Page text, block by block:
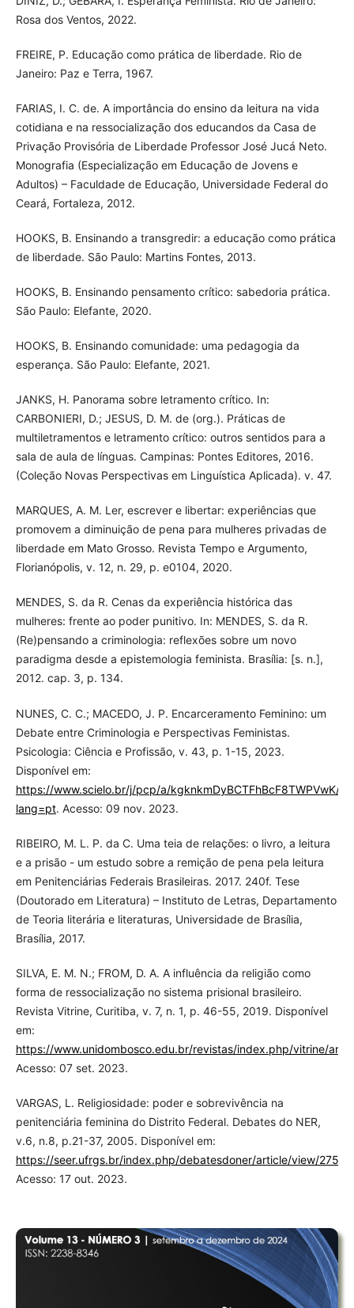
Rosa dos Ventos, 2022.
FREIRE, P. Educação como prática de liberdade. Rio de
Janeiro: Paz e Terra, 1967.
FARIAS, I. C. de. A importância do ensino da leitura na vida
cotidiana e na ressocialização dos educandos da Casa de
Privação Provisória de Liberdade Professor José Jucá Neto.
Monografia (Especialização em Educação de Jovens e
Adultos) – Faculdade de Educação, Universidade Federal do
Ceará, Fortaleza, 2012.
HOOKS, B. Ensinando a transgredir: a educação como prática
de liberdade. São Paulo: Martins Fontes, 2013.
HOOKS, B. Ensinando pensamento crítico: sabedoria prática.
São Paulo: Elefante, 2020.
HOOKS, B. Ensinando comunidade: uma pedagogia da
esperança. São Paulo: Elefante, 2021.
JANKS, H. Panorama sobre letramento crítico. In:
CARBONIERI, D.; JESUS, D. M. de (org.). Práticas de
multiletramentos e letramento crítico: outros sentidos para a
sala de aula de línguas. Campinas: Pontes Editores, 2016.
(Coleção Novas Perspectivas em Linguística Aplicada). v. 47.
MARQUES, A. M. Ler, escrever e libertar: experiências que
promovem a diminuição de pena para mulheres privadas de
liberdade em Mato Grosso. Revista Tempo e Argumento,
Florianópolis, v. 12, n. 29, p. e0104, 2020.
MENDES, S. da R. Cenas da experiência histórica das
mulheres: frente ao poder punitivo. In: MENDES, S. da R.
(Re)pensando a criminologia: reflexões sobre um novo
paradigma desde a epistemologia feminista. Brasília: [s. n.],
2012. cap. 3, p. 134.
NUNES, C. C.; MACEDO, J. P. Encarceramento Feminino: um
Debate entre Criminologia e Perspectivas Feministas.
Psicologia: Ciência e Profissão, v. 43, p. 1-15, 2023.
Disponível em:
https://www.scielo.br/j/pcp/a/kgknkmDyBCTFhBcF8TWPVwK/?
lang=pt. Acesso: 09 nov. 2023.
RIBEIRO, M. L. P. da C. Uma teia de relações: o livro, a leitura
e a prisão - um estudo sobre a remição de pena pela leitura
em Penitenciárias Federais Brasileiras. 2017. 240f. Tese
(Doutorado em Literatura) – Instituto de Letras, Departamento
de Teoria literária e literaturas, Universidade de Brasília,
Brasília, 2017.
SILVA, E. M. N.; FROM, D. A. A influência da religião como
forma de ressocialização no sistema prisional brasileiro.
Revista Vitrine, Curitiba, v. 7, n. 1, p. 46-55, 2019. Disponível
em:
https://www.unidombosco.edu.br/revistas/index.php/vitrine/
Acesso: 07 set. 2023.
VARGAS, L. Religiosidade: poder e sobrevivência na
penitenciária feminina do Distrito Federal. Debates do NER,
v.6, n.8, p.21-37, 2005. Disponível em:
https://seer.ufrgs.br/index.php/debatesdoner/article/view/2757/
Acesso: 17 out. 2023.